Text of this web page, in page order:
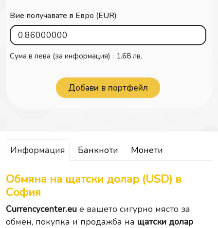
Вие получавате в Евро (EUR)
Сума в лева (за информация) : 1.68 лв.
Информация Банкноти Монети
Обмяна на щатски долар (USD) в
София
Currencycenter.eu е вашето сигурно място за
обмен, покупка и продажба на щатски долар